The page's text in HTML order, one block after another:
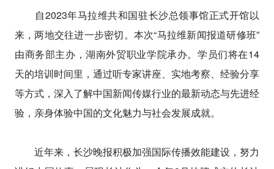
自2023年马拉维共和国驻长沙总领事馆正式开馆以
来，两地交往进一步密切。本次“马拉维新闻报道研修班”
由商务部主办，湖南外贸职业学院承办。学员们将在14
天的培训时间里，通过听专家讲座、实地考察、经验分享
等方式，深入了解中国新闻传媒行业的最新动态与先进经
验，亲身体验中国的文化魅力与社会发展成就。
近年来，长沙晚报积极加强国际传播效能建设，努力